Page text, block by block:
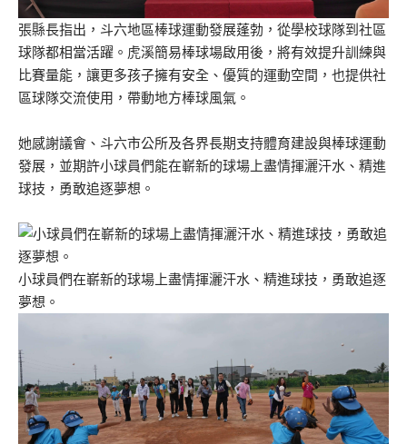
張縣長指出，斗六地區棒球運動發展蓬勃，從學校球隊到社區
球隊都相當活躍。虎溪簡易棒球場啟用後，將有效提升訓練與
比賽量能，讓更多孩子擁有安全、優質的運動空間，也提供社
區球隊交流使用，帶動地方棒球風氣。
她感謝議會、斗六市公所及各界長期支持體育建設與棒球運動
發展，並期許小球員們能在嶄新的球場上盡情揮灑汗水、精進
球技，勇敢追逐夢想。
小球員們在嶄新的球場上盡情揮灑汗水、精進球技，勇敢追逐
夢想。